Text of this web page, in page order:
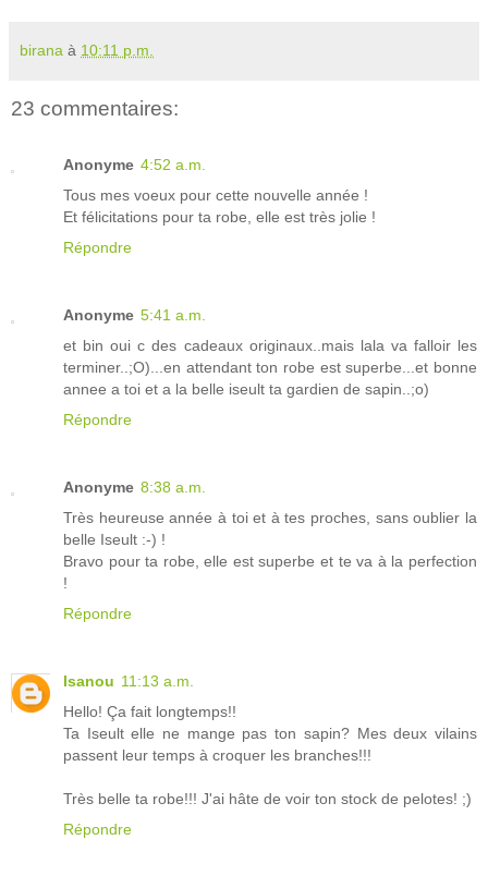
birana à 10:11 p.m.
23 commentaires:
Anonyme 4:52 a.m.
Tous mes voeux pour cette nouvelle année !
Et félicitations pour ta robe, elle est très jolie !
Répondre
Anonyme 5:41 a.m.
et bin oui c des cadeaux originaux..mais lala va falloir les
terminer..;O)...en attendant ton robe est superbe...et bonne
annee a toi et a la belle iseult ta gardien de sapin..;o)
Répondre
Anonyme 8:38 a.m.
Très heureuse année à toi et à tes proches, sans oublier la
belle Iseult :-) !
Bravo pour ta robe, elle est superbe et te va à la perfection
!
Répondre
Isanou 11:13 a.m.
Hello! Ça fait longtemps!!
Ta Iseult elle ne mange pas ton sapin? Mes deux vilains
passent leur temps à croquer les branches!!!
Très belle ta robe!!! J'ai hâte de voir ton stock de pelotes! ;)
Répondre